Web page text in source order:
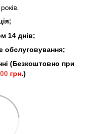
14 днів;
обслуговування;
(Безкоштовно при
грн.)